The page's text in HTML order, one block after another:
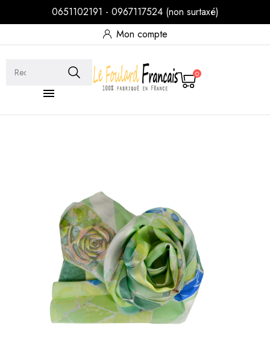
0651102191 - 0967117524 (non surtaxé)
Mon compte

0